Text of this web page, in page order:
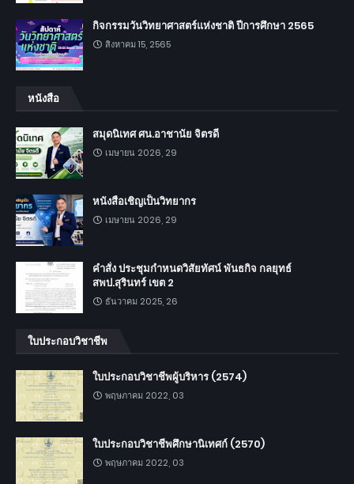
กิจกรรมวันวิทยาศาสตร์แห่งชาติ ปีการศึกษา 2565
สิงหาคม 15, 2565
หนังสือ
สมุดนิเทศ ศน.อาชานัย จิตรดี
เมษายน 2026, 29
หนังสือเชิญเป็นวิทยากร
เมษายน 2026, 29
คำสั่ง ประชุมกำหนดวิสัยทัศน์ พันธกิจ กลยุทธ์
สพป.สุรินทร์ เขต 2
ธันวาคม 2025, 26
ใบประกอบวิชาชีพ
ใบประกอบวิชาชีพผู้บริหาร (2574)
พฤษภาคม 2022, 03
ใบประกอบวิชาชีพศึกษานิเทศก์ (2570)
พฤษภาคม 2022, 03